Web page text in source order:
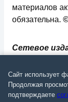
Сетевое
надзору в
технологий
материалов
обязательна.
Сайт использует
Продолжая
подтверждаете